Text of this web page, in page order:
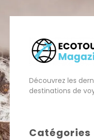
Découvrez les
destinations de
Catégories